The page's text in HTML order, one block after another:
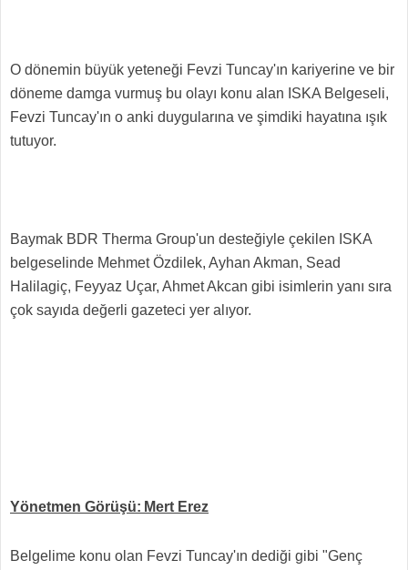
O dönemin büyük yeteneği Fevzi Tuncay'ın kariyerine ve bir
döneme damga vurmuş bu olayı konu alan ISKA Belgeseli,
Fevzi Tuncay'ın o anki duygularına ve şimdiki hayatına ışık
tutuyor.
Baymak BDR Therma Group'un desteğiyle çekilen ISKA
belgeselinde Mehmet Özdilek, Ayhan Akman, Sead
Halilagiç, Feyyaz Uçar, Ahmet Akcan gibi isimlerin yanı sıra
çok sayıda değerli gazeteci yer alıyor.
Yönetmen Görüşü: Mert Erez
Belgelime konu olan Fevzi Tuncay'ın dediği gibi "Genç